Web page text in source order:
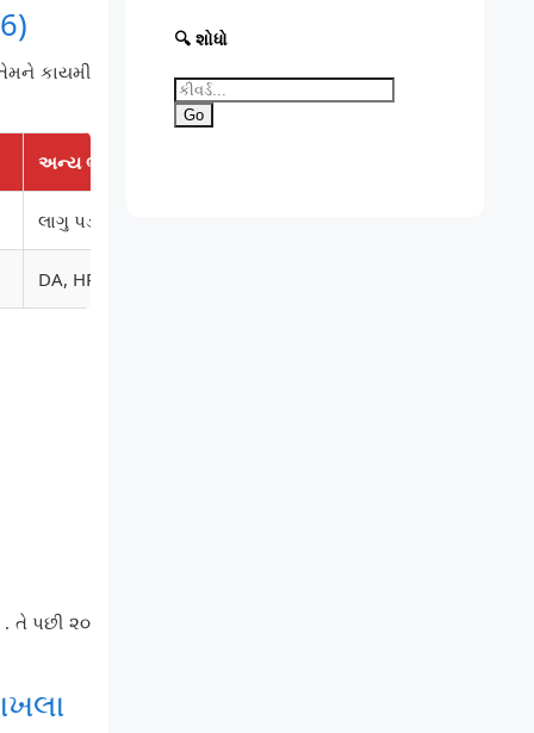
કાયમી
અન્ય ભથ્થા / સુવિધાઓ
લાગુ પડતા નથી (ફિક્સ પે)
DA, HRA, મેડિકલ, બોનસ વગેરે
તે પછી ૨૦
🔍 શોધો
Go